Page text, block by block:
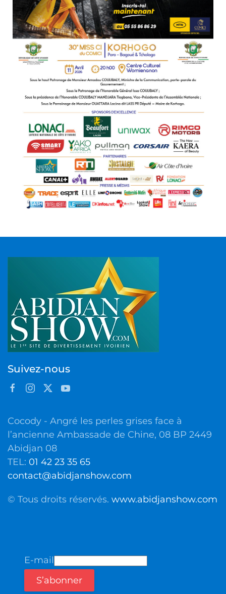
Suivez-nous
Cocody - Angré les perles grises face à
l’ancienne Ambassade de Chine, 08 BP 2449
Abidjan 08
TEL: 01 42 23 35 65
contact@abidjanshow.com
© Tous droits réservés. www.abidjanshow.com
E-mail
S’abonner